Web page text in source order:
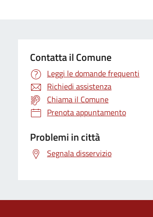
Contatta il Comune
Leggi le domande frequenti
Richiedi assistenza
Chiama il Comune
Prenota appuntamento
Problemi in città
Segnala disservizio